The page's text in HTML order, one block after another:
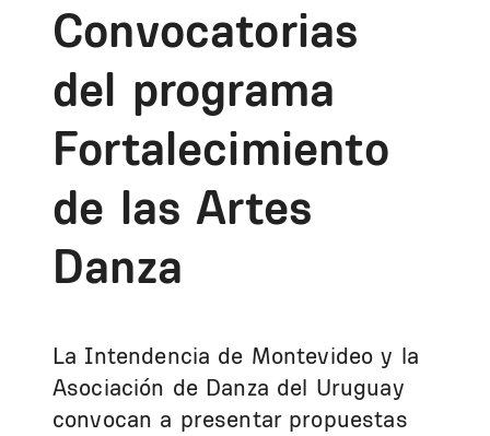
Convocatorias
del programa
Fortalecimiento
de las Artes
Danza
La Intendencia de Montevideo y la
Asociación de Danza del Uruguay
convocan a presentar propuestas